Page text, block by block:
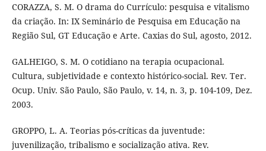
CORAZZA, S. M. O drama do Currículo: pesquisa e vitalismo
da criação. In: IX Seminário de Pesquisa em Educação na
Região Sul, GT Educação e Arte. Caxias do Sul, agosto, 2012.
GALHEIGO, S. M. O cotidiano na terapia ocupacional.
Cultura, subjetividade e contexto histórico-social. Rev. Ter.
Ocup. Univ. São Paulo, São Paulo, v. 14, n. 3, p. 104-109, Dez.
2003.
GROPPO, L. A. Teorias pós-críticas da juventude:
juvenilização, tribalismo e socialização ativa. Rev.